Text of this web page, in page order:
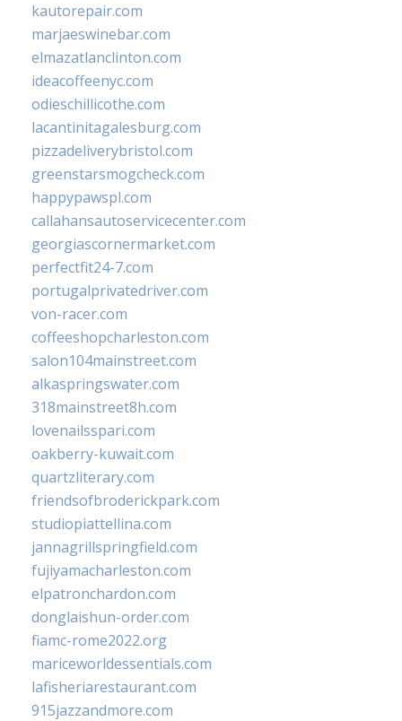
kautorepair.com
marjaeswinebar.com
elmazatlanclinton.com
ideacoffeenyc.com
odieschillicothe.com
lacantinitagalesburg.com
pizzadeliverybristol.com
greenstarsmogcheck.com
happypawspl.com
callahansautoservicecenter.com
georgiascornermarket.com
perfectfit24-7.com
portugalprivatedriver.com
von-racer.com
coffeeshopcharleston.com
salon104mainstreet.com
alkaspringswater.com
318mainstreet8h.com
lovenailsspari.com
oakberry-kuwait.com
quartzliterary.com
friendsofbroderickpark.com
studiopiattellina.com
jannagrillspringfield.com
fujiyamacharleston.com
elpatronchardon.com
donglaishun-order.com
fiamc-rome2022.org
mariceworldessentials.com
lafisheriarestaurant.com
915jazzandmore.com